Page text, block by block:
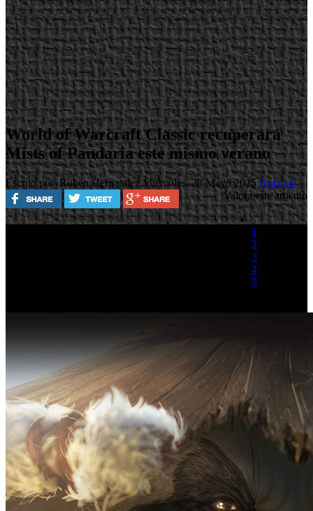
World of Warcraft Classic recuperará
Mists of Pandaria este mismo verano
Escrito por Ruben Hernandez Miércoles, 28 Mayo 2025Noticias
Valora este artículo
1
2
3
4
5